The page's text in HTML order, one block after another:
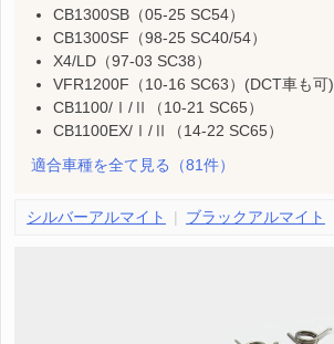
CB1300SB（05-25 SC54）
CB1300SF（98-25 SC40/54）
X4/LD（97-03 SC38）
VFR1200F（10-16 SC63）(DCT車も可)
CB1100/Ⅰ/Ⅱ（10-21 SC65）
CB1100EX/Ⅰ/Ⅱ（14-22 SC65）
適合車種を全て見る
（81件）
シルバーアルマイト ブラックアルマイト